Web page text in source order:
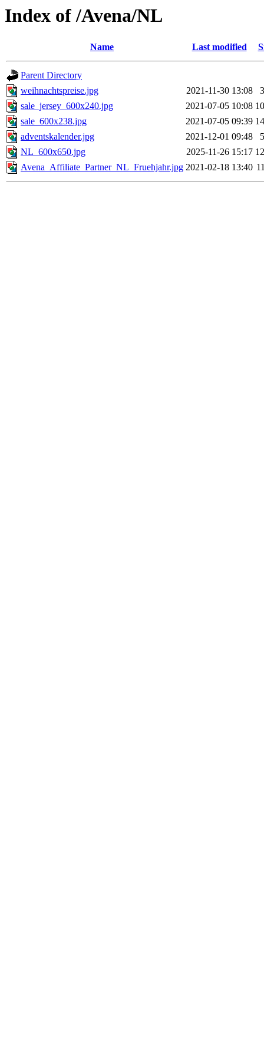
Index of /Avena/NL
Name Last modified
Parent Directory
weihnachtspreise.jpg
2021-11-30 13:08
sale_jersey_600x240.jpg
2021-07-05 10:08
sale_600x238.jpg
2021-07-05 09:39
adventskalender.jpg
2021-12-01 09:48
NL_600x650.jpg
2025-11-26 15:17
Avena_Affiliate_Partner_NL_Fruehjahr.jpg 2021-02-18 13:40